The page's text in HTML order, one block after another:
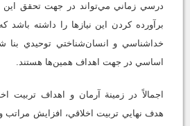
درسي زماني مي‌تواند در جهت تحقق اين
برآورده كردن اين نيازها را داشته
خداشناسي و انسان‌شناختي توحيدي بنا
اساسي در جهت اهداف همين‌ها هستند.
اجمالاً در زمينة آرمان و اهداف تربيت
هدف نهايي تربيت اخلاقي، افزايش